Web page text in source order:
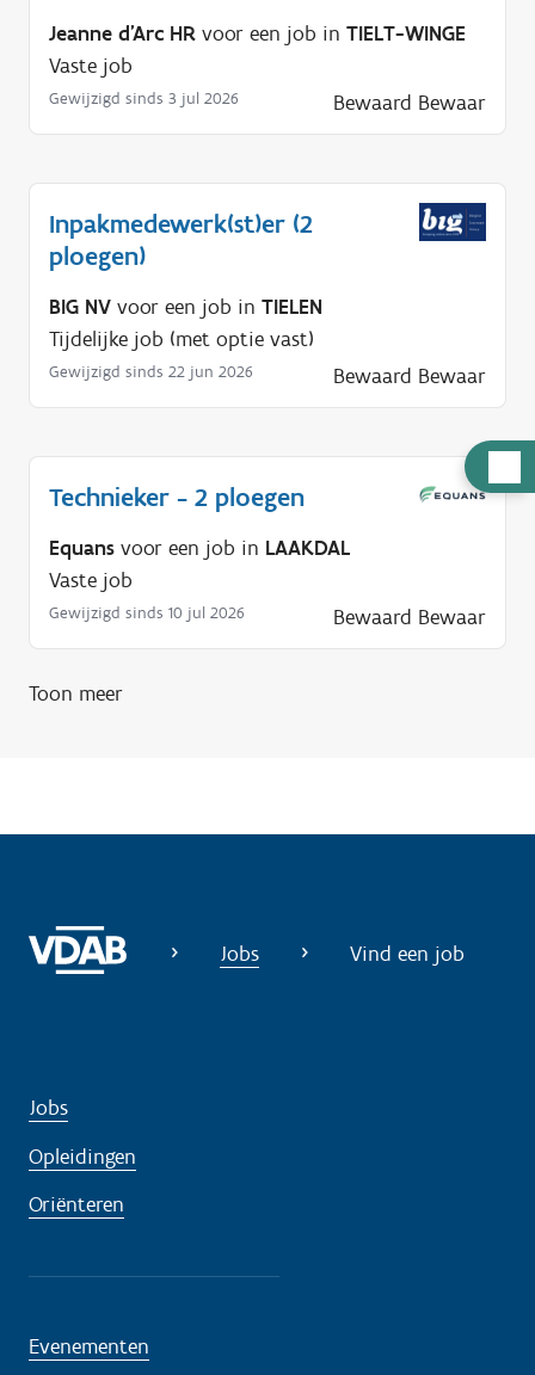
u
o
Jeanne d'Arc HR voor een job in TIELT-WINGE
Vaste job
Gewijzigd sinds 3 jul 2026 Bewaard Bewaar
Inpakmedewerk(st)er (2
ploegen)
BIG NV voor een job in TIELEN
Tijdelijke job (met optie vast)
Gewijzigd sinds 22 jun 2026 Bewaard Bewaar
Technieker - 2 ploegen
Equans voor een job in LAAKDAL
Vaste job
Gewijzigd sinds 10 jul 2026 Bewaard Bewaar
Toon meer
Jobs Vind een job
Jobs
Opleidingen
Oriënteren
Evenementen